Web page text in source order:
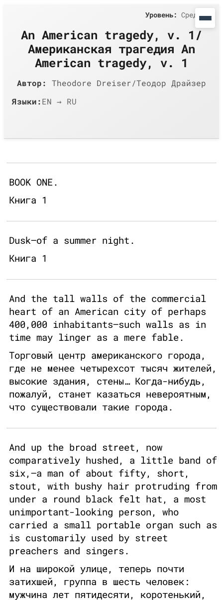
An American tragedy, v. 1/
Американская трагедия An
American tragedy, v. 1
Автор:
Theodore Dreiser/Теодор Драйзер
Языки:EN → RU
Уровень: Средний
BOOK ONE.
Книга 1
Dusk—of a summer night.
Книга 1
And the tall walls of the commercial
heart of an American city of perhaps
400,000 inhabitants—such walls as in
time may linger as a mere fable.
Торговый центр американского города,
где не менее четырехсот тысяч жителей,
высокие здания, стены… Когда-нибудь,
пожалуй, станет казаться невероятным,
что существовали такие города.
And up the broad street, now
comparatively hushed, a little band of
six,—a man of about fifty, short,
stout, with bushy hair protruding from
under a round black felt hat, a most
unimportant-looking person, who
carried a small portable organ such as
is customarily used by street
preachers and singers.
И на широкой улице, теперь почти
затихшей, группа в шесть человек:
мужчина лет пятидесяти, коротенький,